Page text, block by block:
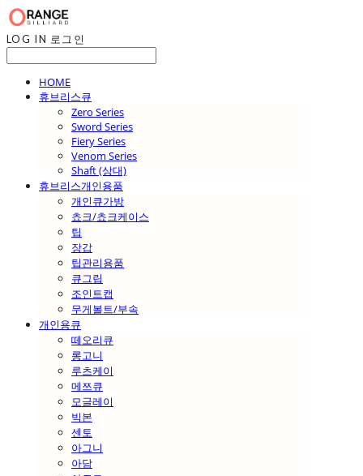
LOG IN 로그인
HOME
휴브리스큐
Zero Series
Sword Series
Fiery Series
Venom Series
Shaft (상대)
휴브리스개인용품
개인큐가방
쵸크/쵸크케이스
팁
장갑
팁관리용품
큐그립
조인트캡
무게볼트/부속
개인용큐
떼오리큐
롱고니
루츠케이
메쯔큐
모글레이
빅본
센토
아그니
아담